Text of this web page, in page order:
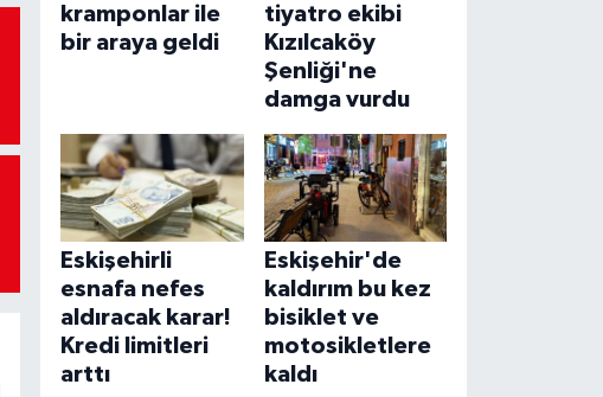
kramponlar ile
bir araya geldi
tiyatro ekibi
Kızılcaköy
Şenliği'ne
damga vurdu
Eskişehirli
esnafa nefes
aldıracak karar!
Kredi limitleri
arttı
Eskişehir'de
kaldırım bu kez
bisiklet ve
motosikletlere
kaldı